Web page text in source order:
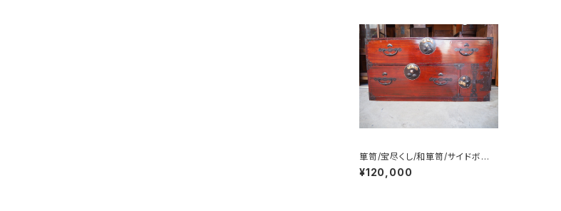
箪笥/宝尽くし/和箪笥/サイドボー
ド/テレビ台/No.0033
¥120,000